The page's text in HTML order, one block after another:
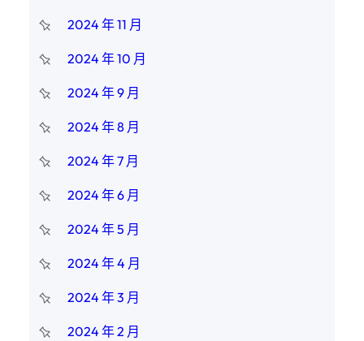
2024 年 11 月
2024 年 10 月
2024 年 9 月
2024 年 8 月
2024 年 7 月
2024 年 6 月
2024 年 5 月
2024 年 4 月
2024 年 3 月
2024 年 2 月